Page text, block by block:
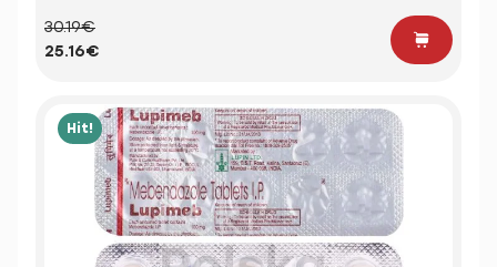
30.19€
25.16€
Hit!